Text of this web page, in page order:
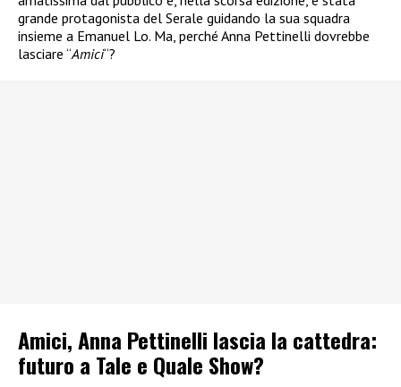
grande protagonista del Serale guidando la sua squadra
insieme a Emanuel Lo. Ma, perché Anna Pettinelli dovrebbe
lasciare “Amici“?
Amici, Anna Pettinelli lascia la cattedra:
futuro a Tale e Quale Show?